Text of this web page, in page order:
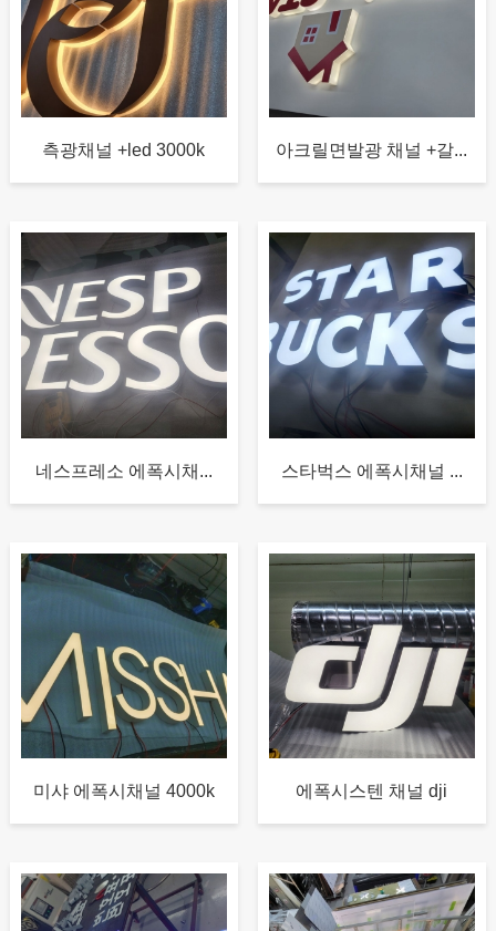
측광채널 +led 3000k 아크릴면발광 채널 +갈...
네스프레소 에폭시채... 스타벅스 에폭시채널 ...
미샤 에폭시채널 4000k 에폭시스텐 채널 dji